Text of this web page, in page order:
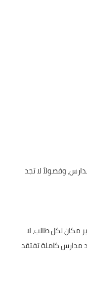
وفصولاً لا تجد
مكان لكل طالب، لا
مدارس كاملة تفتقد